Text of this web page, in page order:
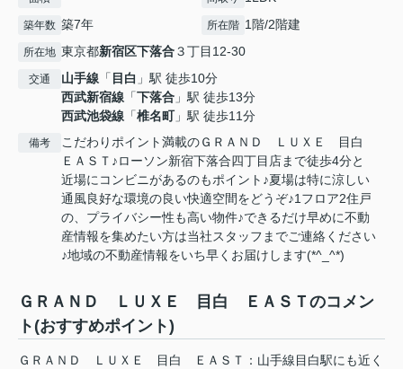
築年数 築7年 所在階 1階/2階建
所在地 東京都新宿区下落合３丁目12-30
交通 山手線 「 目白 」駅 徒歩10分
西武新宿線 「下落合 」駅 徒歩13分
西武池袋線 「椎名町」駅 徒歩11分
備考
こだわりポイント満載のＧＲＡＮＤ ＬＵＸＥ 目白
ＥＡＳＴ♪ローソン新宿下落合四丁目店まで徒歩4分と
近場にコンビニがあるのもポイント♪夏場は特に涼しい
通風良好な環境の良い快適空間をどうぞ♪1フロア2住戸
の、プライバシー性も高い物件♪できるだけ早めに不動
産情報を集めたい方は当社スタッフまでご連絡ください
♪地域の不動産情報をいち早くお届けします(*^_^*)
ＧＲＡＮＤ ＬＵＸＥ 目白 ＥＡＳＴのコメン
ト(おすすめポイント)
ＧＲＡＮＤ ＬＵＸＥ 目白 ＥＡＳＴ：山手線目白駅にも近く